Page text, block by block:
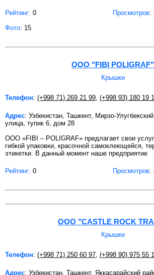
Рейтинг: 0 Просмотров:
Фото: 15
ООО "FIBI POLIGRAF"
Крышки
Телефон: (+998 71) 269 21 99, (+998 93) 180 19
Адрес: Узбекистан, Ташкент, Мирзо-
улица, тупик 6, дом 28
ООО «FIBI – POLIGRAF» предлагает свои
гибкой упаковки, красочной самоклеющейся,
этикетки. В данный момент наше предприятие
Рейтинг: 0 Просмотров:
OOO "CASTLE ROCK
Крышки
Телефон: (+998 71) 250 60 97 (+998 90) 975 55
Адрес: Узбекистан, Ташкент, Яккасарайский